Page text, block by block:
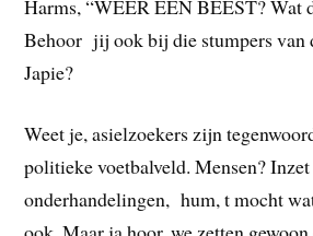
Harms, “WEER EEN BEEST? Wat
Behoor jij ook bij die stumpers van
Japie?
Weet je, asielzoekers zijn
politieke voetbalveld. Mensen?
onderhandelingen, hum, t mocht